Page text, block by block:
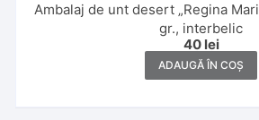
Ambalaj de unt desert „Regina
gr., interbelic
40 lei
ADAUGĂ ÎN COȘ